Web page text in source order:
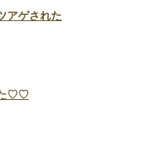
アゲされた
た♡♡